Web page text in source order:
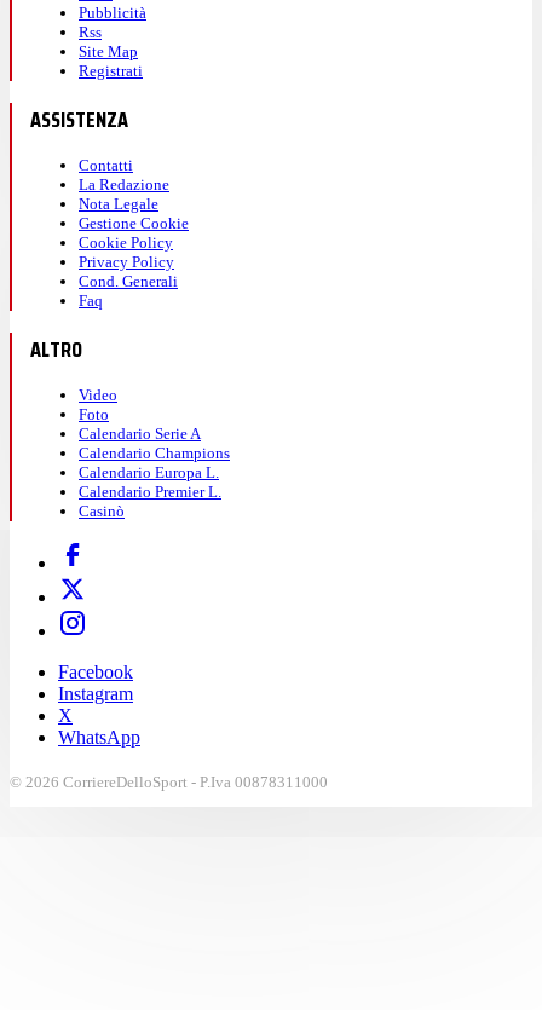
Pubblicità
Rss
Site Map
Registrati
ASSISTENZA
Contatti
La Redazione
Nota Legale
Gestione Cookie
Cookie Policy
Privacy Policy
Cond. Generali
Faq
ALTRO
Video
Foto
Calendario Serie A
Calendario Champions
Calendario Europa L.
Calendario Premier L.
Casinò
Facebook
Instagram
X
WhatsApp
© 2026 CorriereDelloSport - P.Iva 00878311000